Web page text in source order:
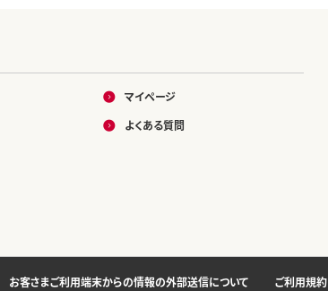
マイページ
よくある質問
お客さまご利用端末からの情報の外部送信について ご利用規約